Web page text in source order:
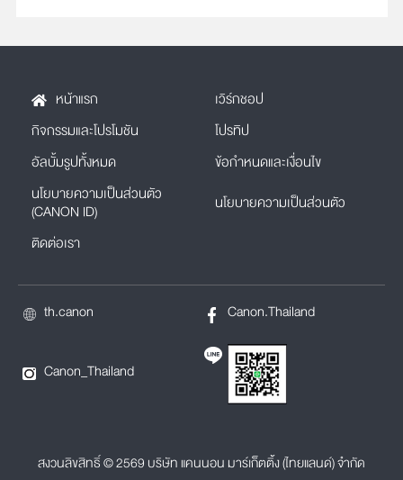
หน้าแรก
เวิร์กชอป
กิจกรรมและโปรโมชัน
โปรทิป
อัลบั้มรูปทั้งหมด
ข้อกำหนดและเงื่อนไข
นโยบายความเป็นส่วนตัว
(CANON ID)
นโยบายความเป็นส่วนตัว
ติดต่อเรา
th.canon Canon.Thailand
Canon_Thailand
สงวนลิขสิทธิ์ © 2569 บริษัท แคนนอน มาร์เก็ตติ้ง (ไทยแลนด์) จำกัด